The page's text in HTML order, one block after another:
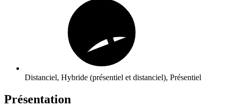
Distanciel, Hybride (présentiel et distanciel), Présentiel
Présentation